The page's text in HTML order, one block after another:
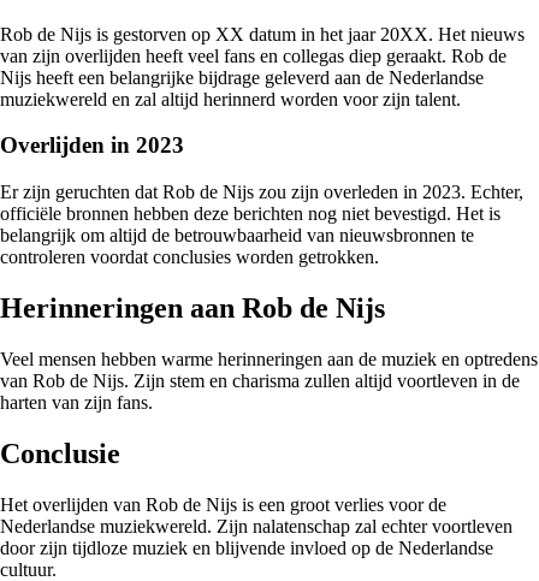
Rob de Nijs is gestorven op XX datum in het jaar 20XX. Het nieuws
van zijn overlijden heeft veel fans en collegas diep geraakt. Rob de
Nijs heeft een belangrijke bijdrage geleverd aan de Nederlandse
muziekwereld en zal altijd herinnerd worden voor zijn talent.
Overlijden in 2023
Er zijn geruchten dat Rob de Nijs zou zijn overleden in 2023. Echter,
officiële bronnen hebben deze berichten nog niet bevestigd. Het is
belangrijk om altijd de betrouwbaarheid van nieuwsbronnen te
controleren voordat conclusies worden getrokken.
Herinneringen aan Rob de Nijs
Veel mensen hebben warme herinneringen aan de muziek en optredens
van Rob de Nijs. Zijn stem en charisma zullen altijd voortleven in de
harten van zijn fans.
Conclusie
Het overlijden van Rob de Nijs is een groot verlies voor de
Nederlandse muziekwereld. Zijn nalatenschap zal echter voortleven
door zijn tijdloze muziek en blijvende invloed op de Nederlandse
cultuur.